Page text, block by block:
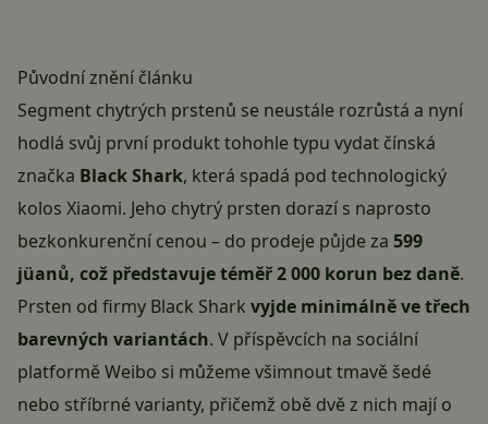
Původní znění článku
Segment chytrých prstenů se neustále rozrůstá a nyní
hodlá svůj první produkt tohohle typu vydat čínská
značka Black Shark, která spadá pod technologický
kolos Xiaomi. Jeho chytrý prsten dorazí s naprosto
bezkonkurenční cenou – do prodeje půjde za 599
jüanů, což představuje téměř 2 000 korun bez daně.
Prsten od firmy Black Shark vyjde minimálně ve třech
barevných variantách. V příspěvcích na sociální
platforměWeibo si můžeme všimnout tmavě šedé
nebo stříbrné varianty, přičemž obě dvě z nich mají o